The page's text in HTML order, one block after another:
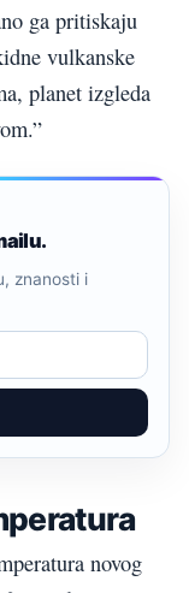
ga pritiskaju
vulkanske
planet izgleda
znanosti i
novog